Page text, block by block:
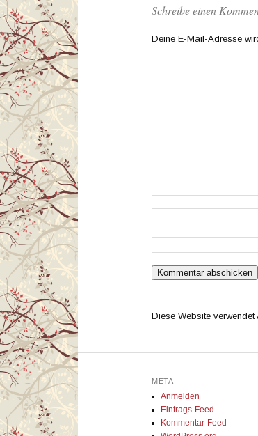
Schreibe einen
Deine E-Mail-Adresse
Diese Website
META
Anmelden
Eintrags-Feed
Kommentar-Feed